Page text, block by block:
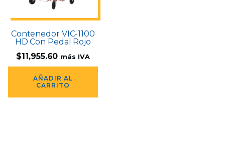
Contenedor VIC-1100
HD Con Pedal Rojo
$11,955.60 más IVA
AÑADIR AL
CARRITO